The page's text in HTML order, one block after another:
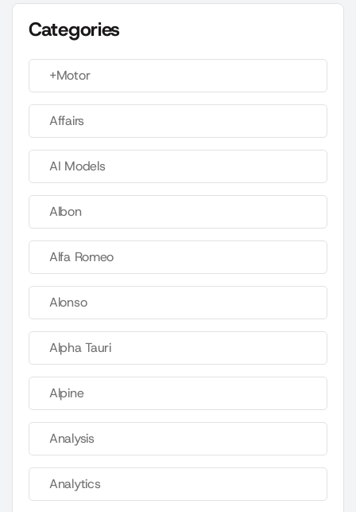
Categories
+Motor
Affairs
AI Models
Albon
Alfa Romeo
Alonso
Alpha Tauri
Alpine
Analysis
Analytics